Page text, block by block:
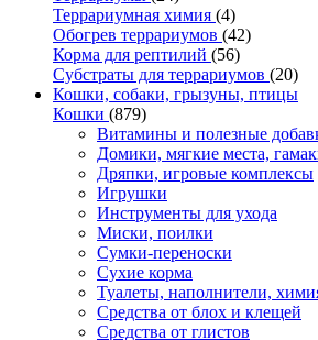
Террариумная химия (4)
Обогрев террариумов (42)
Корма для рептилий (56)
Субстраты для террариумов (20)
Кошки, собаки, грызуны, птицы
Кошки (879)
Витамины и полезные
Домики, мягкие места,
Дряпки, игровые комплексы
Игрушки
Инструменты для ухода
Миски, поилки
Сумки-переноски
Сухие корма
Туалеты, наполнители,
Средства от блох и клещей
Средства от глистов